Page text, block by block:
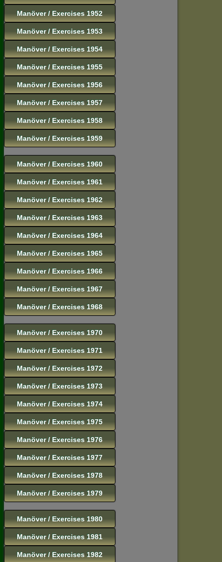
Manöver / Exercises 1952
Manöver / Exercises 1953
Manöver / Exercises 1954
Manöver / Exercises 1955
Manöver / Exercises 1956
Manöver / Exercises 1957
Manöver / Exercises 1958
Manöver / Exercises 1959
Manöver / Exercises 1960
Manöver / Exercises 1961
Manöver / Exercises 1962
Manöver / Exercises 1963
Manöver / Exercises 1964
Manöver / Exercises 1965
Manöver / Exercises 1966
Manöver / Exercises 1967
Manöver / Exercises 1968
Manöver / Exercises 1970
Manöver / Exercises 1971
Manöver / Exercises 1972
Manöver / Exercises 1973
Manöver / Exercises 1974
Manöver / Exercises 1975
Manöver / Exercises 1976
Manöver / Exercises 1977
Manöver / Exercises 1978
Manöver / Exercises 1979
Manöver / Exercises 1980
Manöver / Exercises 1981
Manöver / Exercises 1982